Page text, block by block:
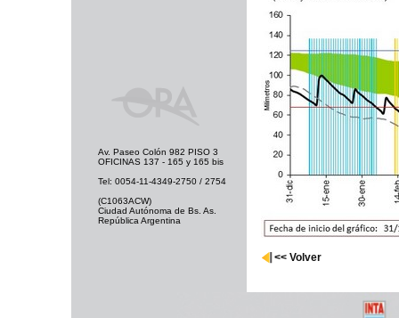
<< Volver
Av. Paseo Colón 982 PISO 3
OFICINAS 137 - 165 y 165 bis
Tel: 0054-11-4349-2750 / 2754
(C1063ACW)
Ciudad Autónoma de Bs. As.
República Argentina